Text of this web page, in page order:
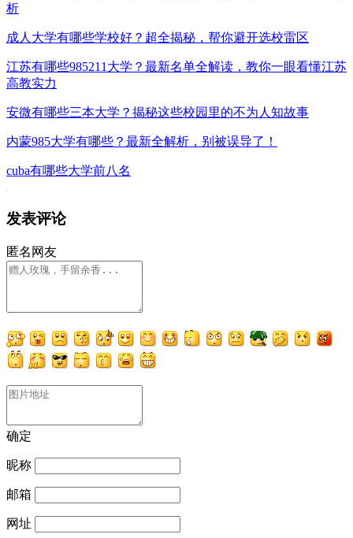
析
成人大学有哪些学校好？超全揭秘，帮你避开选校雷区
江苏有哪些985211大学？最新名单全解读，教你一眼看懂江苏
高教实力
安微有哪些三本大学？揭秘这些校园里的不为人知故事
内蒙985大学有哪些？最新全解析，别被误导了！
cuba有哪些大学前八名
发表评论
匿名网友
确定
昵称
邮箱
网址